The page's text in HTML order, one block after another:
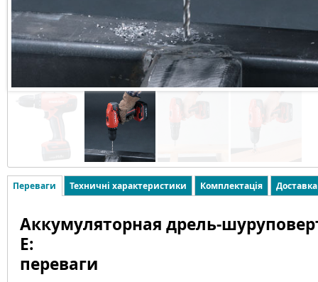
Переваги Техничні характеристики Комплектація
Аккумуляторная дрель-
E:
переваги